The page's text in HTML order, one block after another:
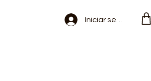
Iniciar sesión